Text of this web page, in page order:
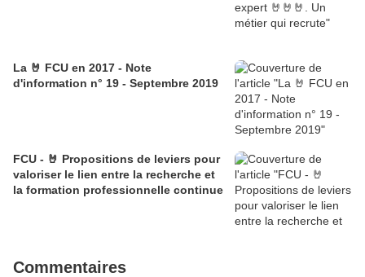
La 🤘 FCU en 2017 - Note
d'information n° 19 - Septembre 2019
FCU - 🤘 Propositions de leviers pour
valoriser le lien entre la recherche et
la formation professionnelle continue
Commentaires